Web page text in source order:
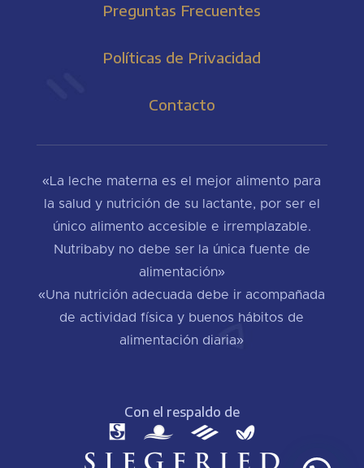
Preguntas Frecuentes
Políticas de Privacidad
Contacto
«La leche materna es el mejor alimento para
la salud y nutrición de su lactante, por ser el
único alimento accesible e irremplazable.
Nutribaby no debe ser la única fuente de
alimentación»
«Una nutrición adecuada debe ir acompañada
de actividad física y buenos hábitos de
alimentación diaria»
Con el respaldo de